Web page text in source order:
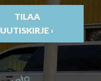
TILAA
UUTISKIRJE ›